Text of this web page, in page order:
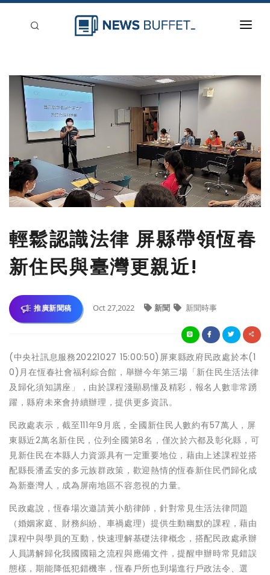
新聞稿分類
登入
刊登
輕鬆認識法律 屏縣帶領恆春
新住民與臺灣更親近!
推廣新聞稿 Oct 27,2022 新聞 新聞時事
(中央社訊息服務20221027 15:00:50)屏東縣政府民政處於本(1
0)月在恆春社會福利綜合館，舉辦今年第三場「新住民生活法律
及歸化須知講座」，由於課程淺顯易懂及精彩，報名人數非常踴
躍，縣府未來會持續辦理，提供更多資訊。
民政處表示，截至111年9月底，全國新住民人數約有57萬人，屏
東縣近2萬名新住民，位列全國第8名，僅次於六都及彰化縣，可
見新住民在本縣人力資源具有一定重要地位，藉由上述課程並搭
配縣長潘孟安的多元族群政策，歡迎熱情的恆春新住民們歸化成
為新臺灣人，成為屏南地區不容忽視的力量。
民政處說，恆春場次邀請黃小舫律師，針對常見生活法律問題
（婚姻家庭、財務糾紛、車禍處理）提供生動幽默的課程，藉由
課程中與學員的互動，快速理解基礎法律概念，搭配民政處承辦
人員講解歸化我國國籍之流程與應備文件，提醒申辦時常見錯誤
態樣，期能降低犯錯機率，恆春戶所也到場進行戶政法令、選